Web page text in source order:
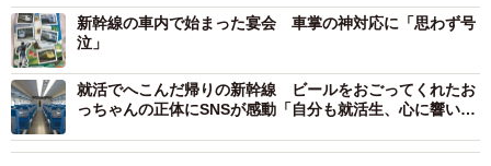
修中の新人さんだったりして私も悔しい思いをよくしま
す。お爺さんとてもいい人でしたね、嬉しくなって何かあ
げたくなっちゃう気持ちもわかる〜！」
「コーヒーが似合う爽快なお爺さんに渡す用のコーヒー、
その後の柔らかな気持ちを包み込むようなミルクティ
新幹線の車内で始まった宴会 車掌の神対応に「思わず号
泣」
就活でへこんだ帰りの新幹線 ビールをおごってくれたお
っちゃんの正体にSNSが感動「自分も就活生、心に響い